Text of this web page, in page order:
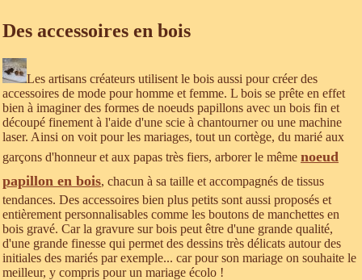
Des accessoires en bois
Les artisans créateurs utilisent le bois aussi pour créer des
accessoires de mode pour homme et femme. L bois se prête en effet
bien à imaginer des formes de noeuds papillons avec un bois fin et
découpé finement à l'aide d'une scie à chantourner ou une machine
laser. Ainsi on voit pour les mariages, tout un cortège, du marié aux
garçons d'honneur et aux papas très fiers, arborer le même noeud
papillon en bois, chacun à sa taille et accompagnés de tissus
tendances. Des accessoires bien plus petits sont aussi proposés et
entièrement personnalisables comme les boutons de manchettes en
bois gravé. Car la gravure sur bois peut être d'une grande qualité,
d'une grande finesse qui permet des dessins très délicats autour des
initiales des mariés par exemple... car pour son mariage on souhaite le
meilleur, y compris pour un mariage écolo !